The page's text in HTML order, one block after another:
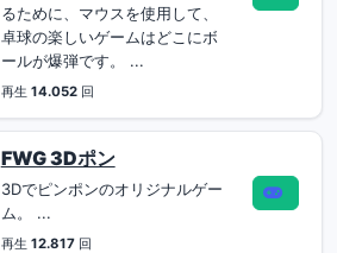
るために、マウスを使用して、
卓球の楽しいゲームはどこにボ
ールが爆弾です。 ...
再生 14.052回
FWG 3Dポン
3Dでピンポンのオリジナルゲー
ム。 ...
再生 12.817回